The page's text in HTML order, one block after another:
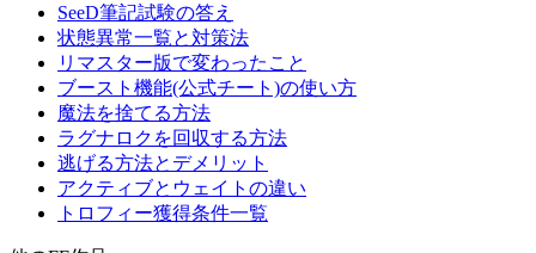
SeeD筆記試験の答え
状態異常一覧と対策法
リマスター版で変わったこと
ブースト機能(公式チート)の使い方
魔法を捨てる方法
ラグナロクを回収する方法
逃げる方法とデメリット
アクティブとウェイトの違い
トロフィー獲得条件一覧